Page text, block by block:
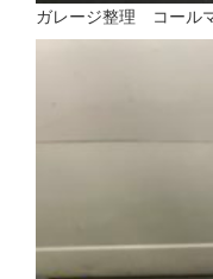
ガレージ整理 コール